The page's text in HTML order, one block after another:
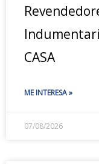
CASA
ME INTERESA »
07/08/2026